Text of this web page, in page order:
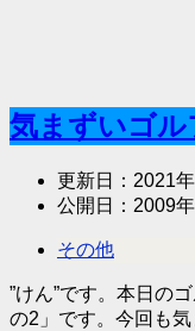
気まずいゴル
更新日： 2021
公開日： 2009
その他
”けん”です。本日の
の2」です。今回も